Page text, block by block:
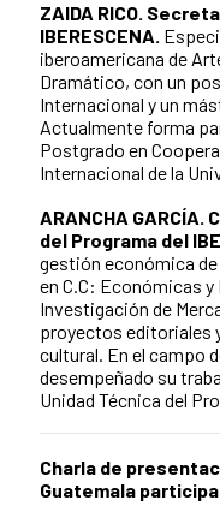
ZAIDA RICO.
IBERESCENA.
iberoamericana de
Dramático, con un
Internacional y un
Actualmente forma
Postgrado en
Internacional de la
ARANCHA
del Programa del
gestión económica
en C.C: Económicas
Investigación de
proyectos editoriales
cultural. En el campo
desempeñado su
Unidad Técnica del
Charla de
Guatemala